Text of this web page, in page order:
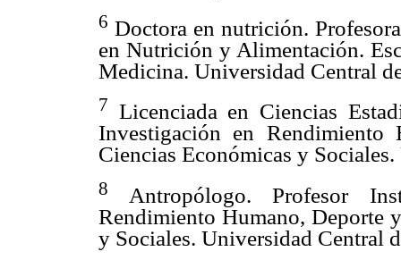
6 Doctora en nutrición.
en Nutrición y Alimentación.
Medicina. Universidad Central
7 Licenciada en Ciencias
Investigación en
Ciencias Económicas y
8
Antropólogo. Profesor
Rendimiento Humano, Deporte
y Sociales. Universidad Central